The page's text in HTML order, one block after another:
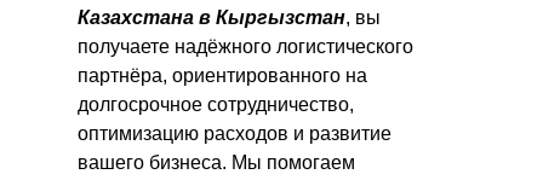
Казахстана в Кыргызстан, вы
получаете надёжного логистического
партнёра, ориентированного на
долгосрочное сотрудничество,
оптимизацию расходов и развитие
вашего бизнеса. Мы помогаем